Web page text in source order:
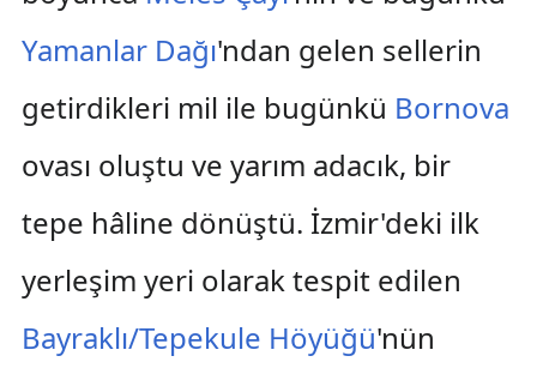
Yamanlar Dağı'ndan gelen sellerin
getirdikleri mil ile bugünkü Bornova
ovası oluştu ve yarım adacık, bir
tepe hâline dönüştü. İzmir'deki ilk
yerleşim yeri olarak tespit edilen
Bayraklı/Tepekule Höyüğü'nün